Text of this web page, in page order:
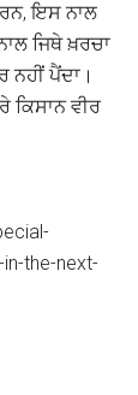
ਇਸ ਨਾਲ
ਜਿਥੇ ਖ਼ਰਚਾ
ਨਹੀਂ ਪੈਂਦਾ।
ਕਿਸਾਨ ਵੀਰ
the-next-